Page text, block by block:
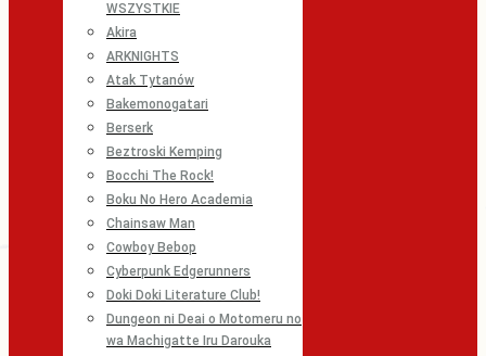
WSZYSTKIE
Akira
ARKNIGHTS
Atak Tytanów
Bakemonogatari
Berserk
Beztroski Kemping
Bocchi The Rock!
Boku No Hero Academia
Chainsaw Man
Cowboy Bebop
Cyberpunk Edgerunners
Doki Doki Literature Club!
Dungeon ni Deai o Motomeru no
wa Machigatte Iru Darouka